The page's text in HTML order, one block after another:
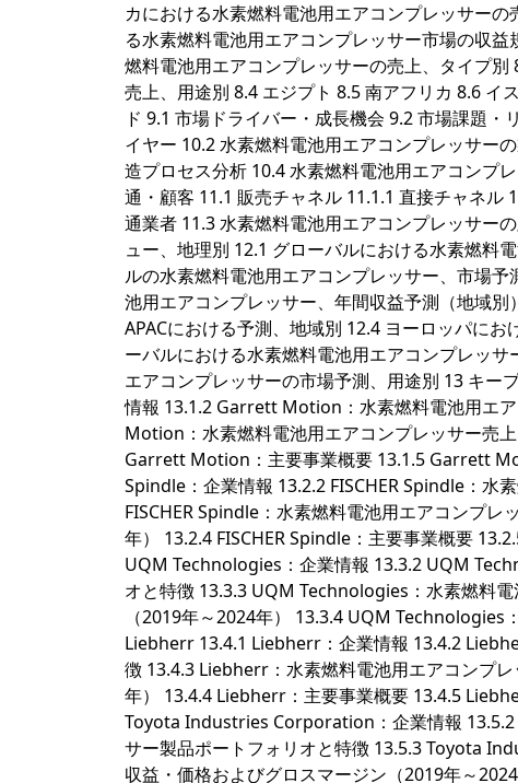
カにおける水素燃料電池用エアコンプレッサー
る水素燃料電池用エアコンプレッサー市場の収
燃料電池用エアコンプレッサーの売上、タイプ
売上、用途別 8.4 エジプト 8.5 南アフリカ 8.6 イ
ド 9.1 市場ドライバー・成長機会 9.2 市場課題
イヤー 10.2 水素燃料電池用エアコンプレッサー
造プロセス分析 10.4 水素燃料電池用エアコンプ
通・顧客 11.1 販売チャネル 11.1.1 直接チャネル
通業者 11.3 水素燃料電池用エアコンプレッサー
ュー、地理別 12.1 グローバルにおける水素燃料
ルの水素燃料電池用エアコンプレッサー、市場
池用エアコンプレッサー、年間収益予測（地域
APACにおける予測、地域別 12.4 ヨーロッパに
ーバルにおける水素燃料電池用エアコンプレッ
エアコンプレッサーの市場予測、用途別 13 キ
情報 13.1.2 Garrett Motion：水素燃料電池用エ
Motion：水素燃料電池用エアコンプレッサー売
Garrett Motion：主要事業概要 13.1.5 Garrett
Spindle：企業情報 13.2.2 FISCHER Spindle：水
FISCHER Spindle：水素燃料電池用エアコンプ
年） 13.2.4 FISCHER Spindle：主要事業概要
UQM Technologies：企業情報 13.3.2 UQM
オと特徴 13.3.3 UQM Technologies：水素燃料
（2019年～2024年） 13.3.4 UQM
Liebherr 13.4.1 Liebherr：企業情報 13.4.2
徴 13.4.3 Liebherr：水素燃料電池用エアコンプ
年） 13.4.4 Liebherr：主要事業概要 13.4.5
Toyota Industries Corporation：企業情報
サー製品ポートフォリオと特徴 13.5.3 Toyota
収益・価格およびグロスマージン（2019年～